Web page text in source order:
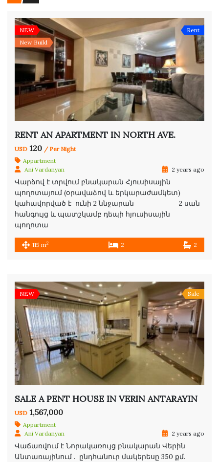
NEW
New Build
Rent
RENT AN APARTMENT IN NORTH AVE.
USD 120 / Per Night
Appartment
Ani Vardanyan
2 years ago
Վարձով է տրվում բնակարան Հյուսիսային
պողոտայում (օրավաձով և երկարաժամկետ)
կահավորված է ունի 2 ննջարան 2 սան
հանգույց և պատշկամբ դեպի հյուսիսային
պողոտա
115 m2 2 2
NEW Sale
SALE A PENT HOUSE IN VERIN ANTARAYIN
USD 1,567,000
Appartment
Ani Vardanyan
2 years ago
Վաճառվում է Նորակառույց բնակարան Վերին
Անտառայինում . ընդհանուր մակերեսը 350 քմ.